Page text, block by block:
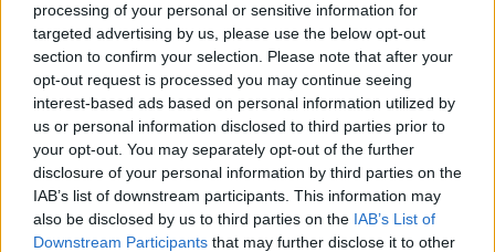
processing of your personal or sensitive information for
targeted advertising by us, please use the below opt-out
section to confirm your selection. Please note that after your
opt-out request is processed you may continue seeing
interest-based ads based on personal information utilized by
us or personal information disclosed to third parties prior to
your opt-out. You may separately opt-out of the further
disclosure of your personal information by third parties on the
IAB’s list of downstream participants. This information may
also be disclosed by us to third parties on the IAB’s List of
Downstream Participants that may further disclose it to other
Kövess minket, és értesülj a friss hírekről a
Facebookon is!